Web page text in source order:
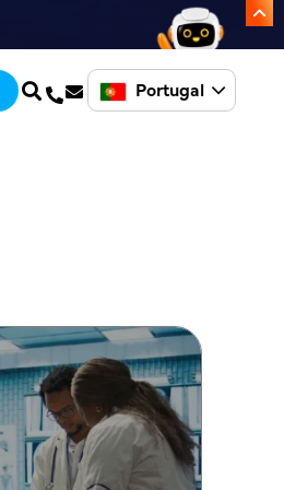
Portugal